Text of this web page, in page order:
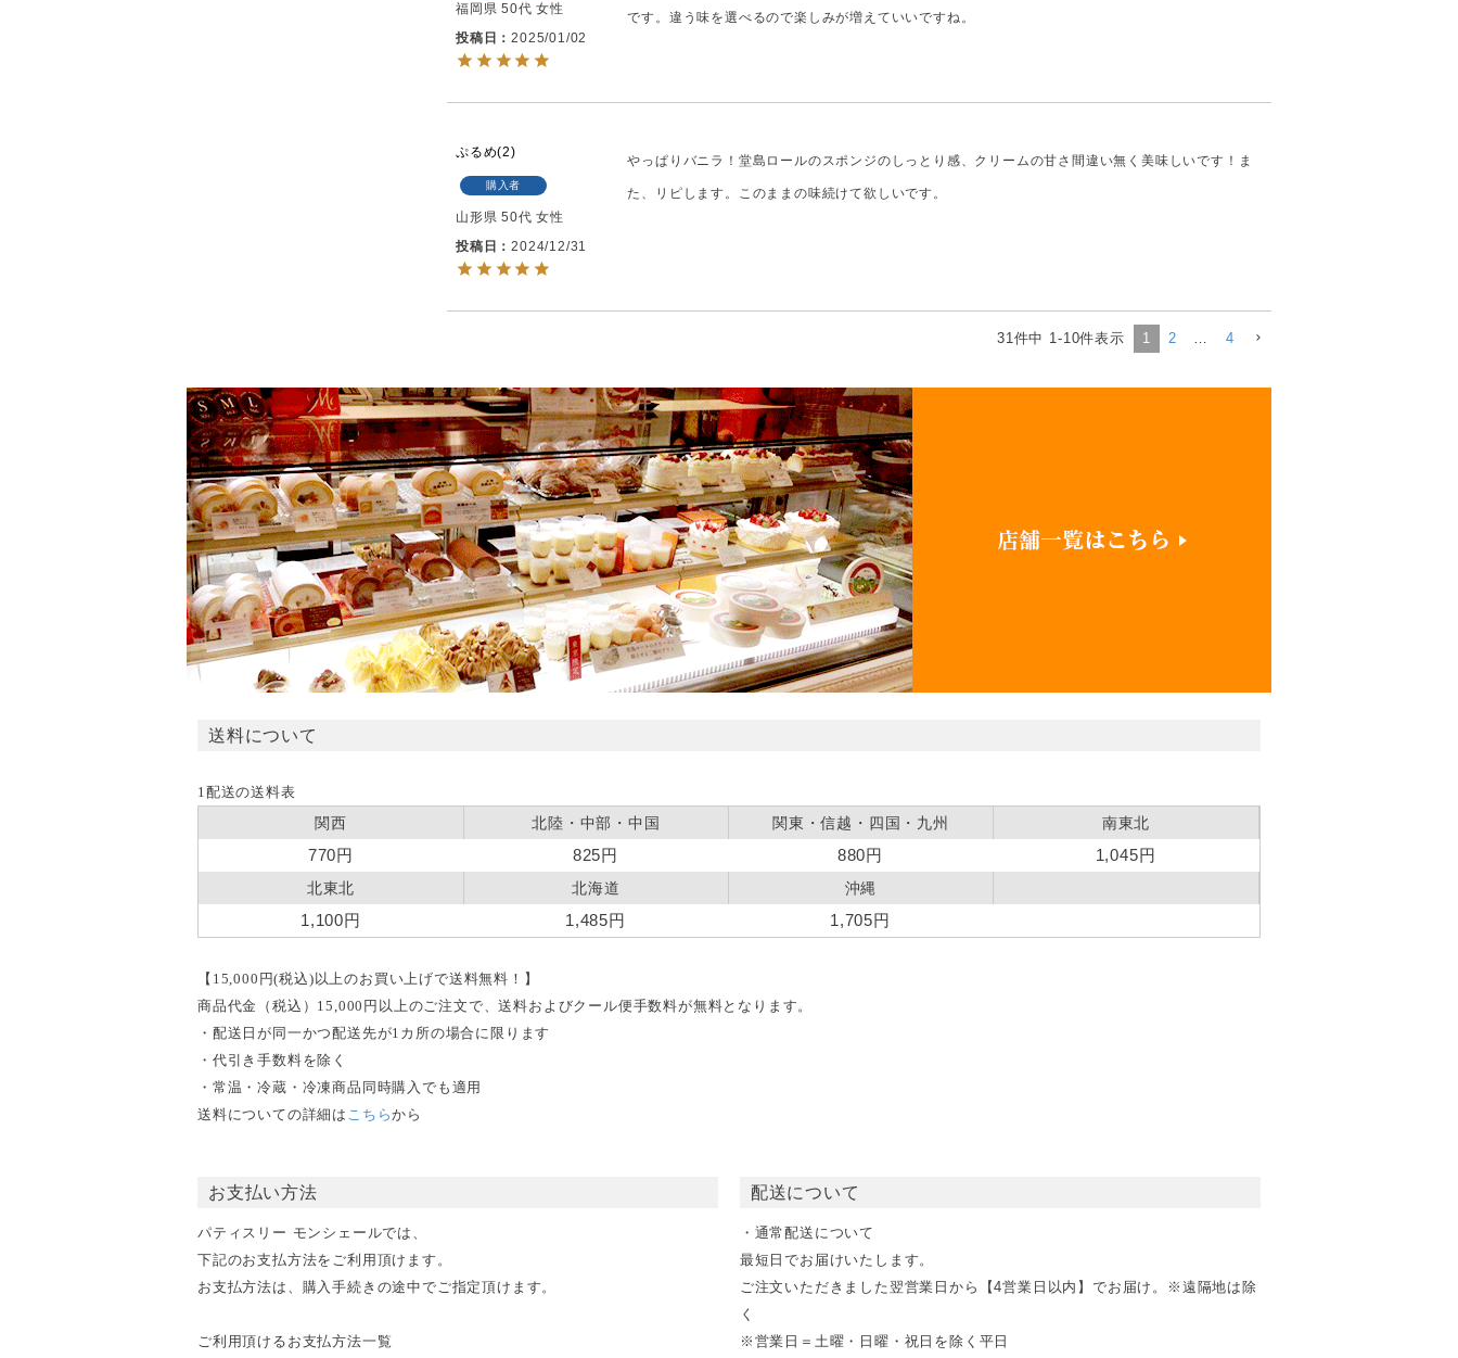
福岡県 50代 女性
投稿日
2025/01/02
です。違う味を選べるので楽しみが増えていいですね。
ぷるめ 2
購入者
山形県 50代 女性
投稿日
2024/12/31
やっぱりバニラ！堂島ロールのスポンジのしっとり感、クリームの甘さ間違い無く美味しいです！ま
た、リピします。このままの味続けて欲しいです。
31件中 1-10件表示 1 2 … 4
送料について
1配送の送料表
関西 北陸・中部・中国 関東・信越・四国・九州 南東北
770円 825円 880円 1,045円
北東北 北海道 沖縄
1,100円 1,485円 1,705円
【15,000円(税込)以上のお買い上げで送料無料！】
商品代金（税込）15,000円以上のご注文で、送料およびクール便手数料が無料となります。
・配送日が同一かつ配送先が1カ所の場合に限ります
・代引き手数料を除く
・常温・冷蔵・冷凍商品同時購入でも適用
送料についての詳細は こちらから
お支払い方法
パティスリー モンシェールでは、
下記のお支払方法をご利用頂けます。
お支払方法は、購入手続きの途中でご指定頂けます。
ご利用頂けるお支払方法一覧
配送について
・通常配送について
最短日でお届けいたします。
ご注文いただきました翌営業日から【4営業日以内】でお届け。※遠隔地は除
く
※営業日＝土曜・日曜・祝日を除く平日